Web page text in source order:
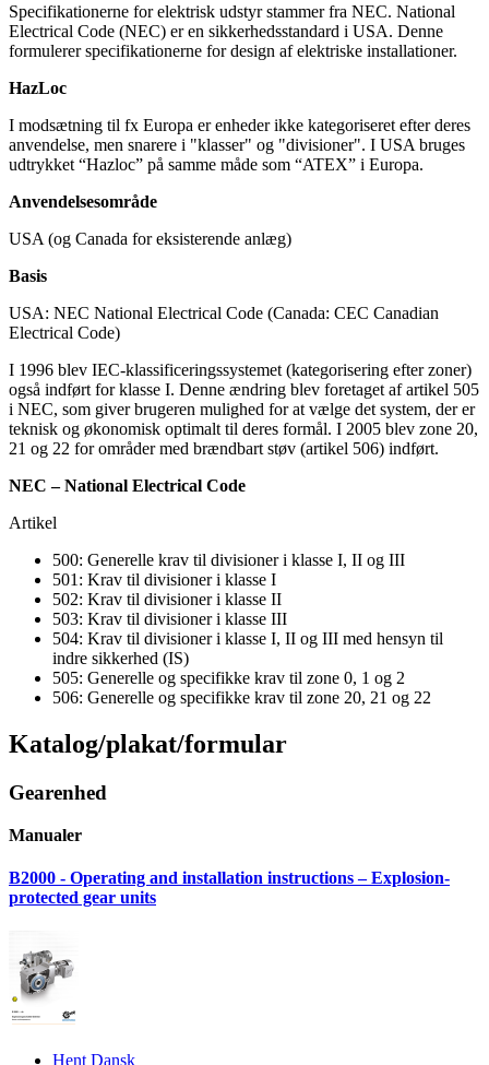
Specifikationerne for elektrisk udstyr stammer fra NEC. National
Electrical Code (NEC) er en sikkerhedsstandard i USA. Denne
formulerer specifikationerne for design af elektriske installationer.
HazLoc
I modsætning til fx Europa er enheder ikke kategoriseret efter deres
anvendelse, men snarere i "klasser" og "divisioner". I USA bruges
udtrykket “Hazloc” på samme måde som “ATEX” i Europa.
Anvendelsesområde
USA (og Canada for eksisterende anlæg)
Basis
USA: NEC National Electrical Code (Canada: CEC Canadian
Electrical Code)
I 1996 blev IEC-klassificeringssystemet (kategorisering efter zoner)
også indført for klasse I. Denne ændring blev foretaget af artikel 505
i NEC, som giver brugeren mulighed for at vælge det system, der er
teknisk og økonomisk optimalt til deres formål. I 2005 blev zone 20,
21 og 22 for områder med brændbart støv (artikel 506) indført.
NEC – National Electrical Code
Artikel
500: Generelle krav til divisioner i klasse I, II og III
501: Krav til divisioner i klasse I
502: Krav til divisioner i klasse II
503: Krav til divisioner i klasse III
504: Krav til divisioner i klasse I, II og III med hensyn til
indre sikkerhed (IS)
505: Generelle og specifikke krav til zone 0, 1 og 2
506: Generelle og specifikke krav til zone 20, 21 og 22
Katalog/plakat/formular
Gearenhed
Manualer
B2000 - Operating and installation instructions – Explosion-
protected gear units
Hent Dansk